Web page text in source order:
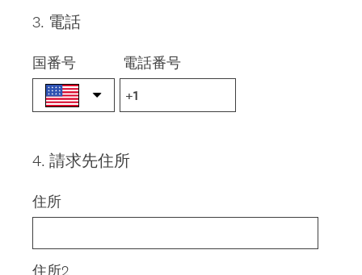
Question
3. 電話
国番号 電話番号
Question
4. 請求先住所
住所
住所2